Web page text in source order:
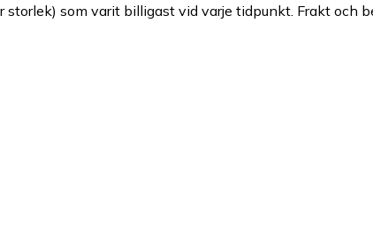
som varit billigast vid varje tidpunkt. Frakt och